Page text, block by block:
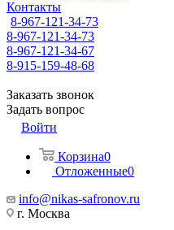
Контакты
8-967-121-34-73
8-967-121-34-73
8-967-121-34-67
8-915-159-48-68
Заказать звонок
Задать вопрос
Войти
Корзина0
Отложенные0
info@nikas-safronov.ru
г. Москва